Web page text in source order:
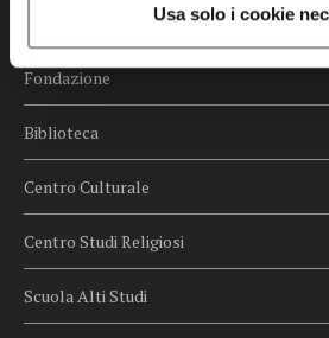
Usa solo i cookie
Menu
Fondazione
Biblioteca
Centro Culturale
Centro Studi Religiosi
Scuola Alti Studi